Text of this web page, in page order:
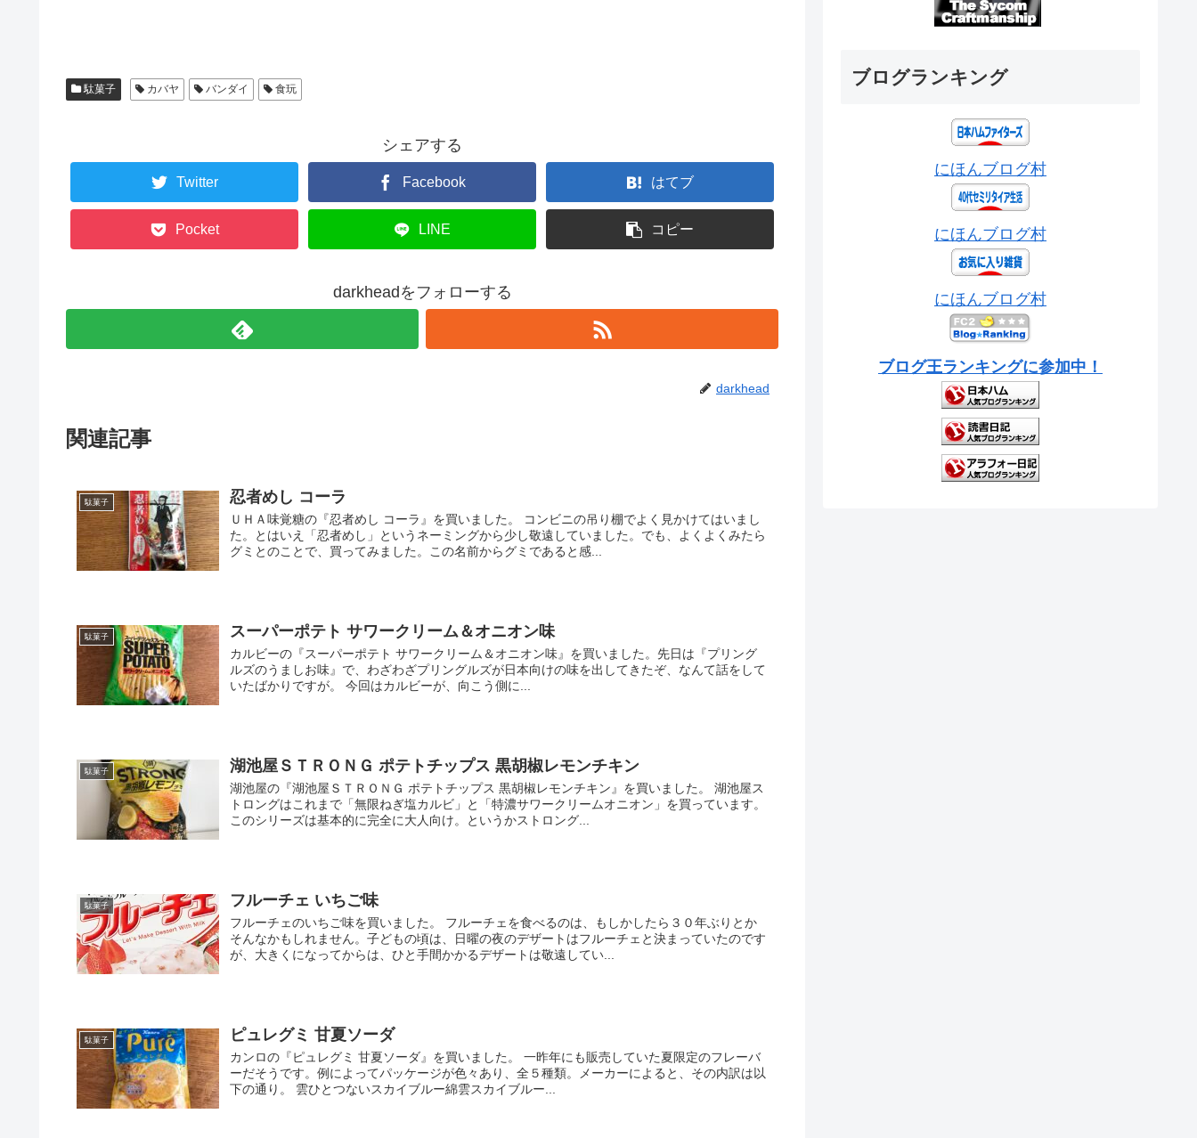
駄菓子 カバヤ バンダイ 食玩
シェアする
Twitter Facebook はてブ
Pocket LINE コピー
darkheadをフォローする
darkhead
関連記事
駄菓子 忍者めし コーラ
ＵＨＡ味覚糖の『忍者めし コーラ』を買いました。 コンビニの吊り棚でよく見かけてはいまし
た。とはいえ「忍者めし」というネーミングから少し敬遠していました。でも、よくよくみたら
グミとのことで、買ってみました。この名前からグミであると感...
駄菓子 スーパーポテト サワークリーム＆オニオン味
カルビーの『スーパーポテト サワークリーム＆オニオン味』を買いました。先日は『プリング
ルズのうましお味』で、わざわざプリングルズが日本向けの味を出してきたぞ、なんて話をして
いたばかりですが。 今回はカルビーが、向こう側に...
駄菓子 湖池屋ＳＴＲＯＮＧ ポテトチップス 黒胡椒レモンチキン
湖池屋の『湖池屋ＳＴＲＯＮＧ ポテトチップス 黒胡椒レモンチキン』を買いました。 湖池屋ス
トロングはこれまで「無限ねぎ塩カルビ」と「特濃サワークリームオニオン」を買っています。
このシリーズは基本的に完全に大人向け。というかストロング...
駄菓子 フルーチェ いちご味
フルーチェのいちご味を買いました。 フルーチェを食べるのは、もしかしたら３０年ぶりとか
そんなかもしれません。子どもの頃は、日曜の夜のデザートはフルーチェと決まっていたのです
が、大きくになってからは、ひと手間かかるデザートは敬遠してい...
駄菓子 ピュレグミ 甘夏ソーダ
カンロの『ピュレグミ 甘夏ソーダ』を買いました。 一昨年にも販売していた夏限定のフレーバ
ーだそうです。例によってパッケージが色々あり、全５種類。メーカーによると、その内訳は以
下の通り。 雲ひとつないスカイブルー綿雲スカイブルー...
ブログランキング
にほんブログ村
にほんブログ村
にほんブログ村
ブログ王ランキングに参加中！